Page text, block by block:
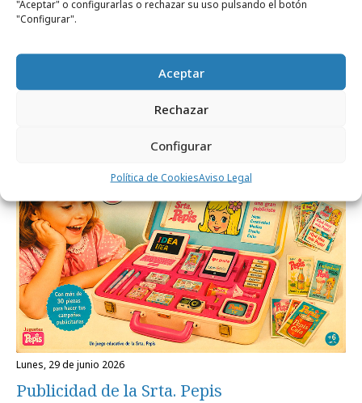
"Aceptar" o configurarlas o rechazar su uso pulsando el botón
"Configurar".
Aceptar
Rechazar
Configurar
Política de CookiesAviso Legal
lunes, 13 de julio 2026
La revista Ctrl ControlPublicidad lanza su
lunes, 29 de junio 2026
Publicidad de la Srta. Pepis